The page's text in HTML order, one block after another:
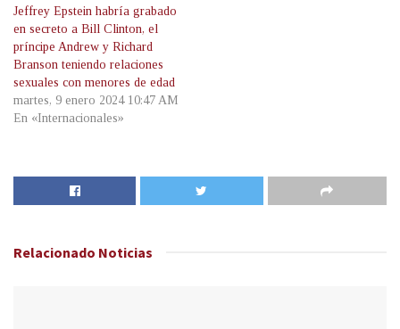
Jeffrey Epstein habría grabado
en secreto a Bill Clinton, el
príncipe Andrew y Richard
Branson teniendo relaciones
sexuales con menores de edad
martes, 9 enero 2024 10:47 AM
En «Internacionales»
Relacionado Noticias